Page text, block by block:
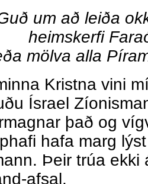
um að leiða
heimskerfi
mölva alla
Kristna vini
Ísrael
það og
hafa marg
Þeir trúa ekki
afsal.